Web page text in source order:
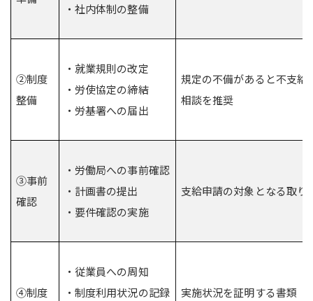
・社内体制の整備
②制度
整備
・就業規則の改定
・労使協定の締結
・労基署への届出
規定の不備があると不支給
相談を推奨
③事前
確認
・労働局への事前確認
・計画書の提出
・要件確認の実施
支給申請の対象となる取
④制度
・従業員への周知
・制度利用状況の記録
実施状況を証明する書類